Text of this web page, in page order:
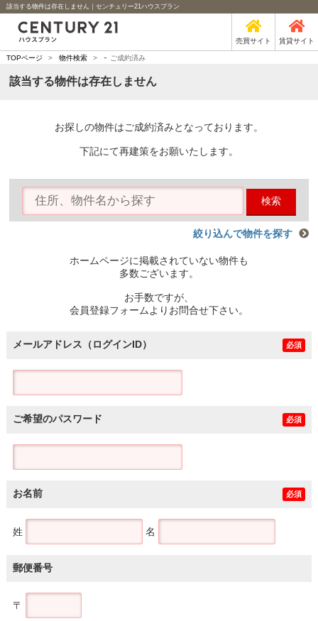
該当する物件は存在しません｜センチュリー21ハウスプラン
売買サイト 賃貸サイト
TOPページ > 物件検索 > - ご成約済み
該当する物件は存在しません
お探しの物件はご成約済みとなっております。
下記にて再建策をお願いたします。
検索
絞り込んで物件を探す
ホームページに掲載されていない物件も
多数ございます。
お手数ですが、
会員登録フォームよりお問合せ下さい。
メールアドレス（ログインID） 必須
ご希望のパスワード 必須
お名前 必須
姓 名
郵便番号
〒